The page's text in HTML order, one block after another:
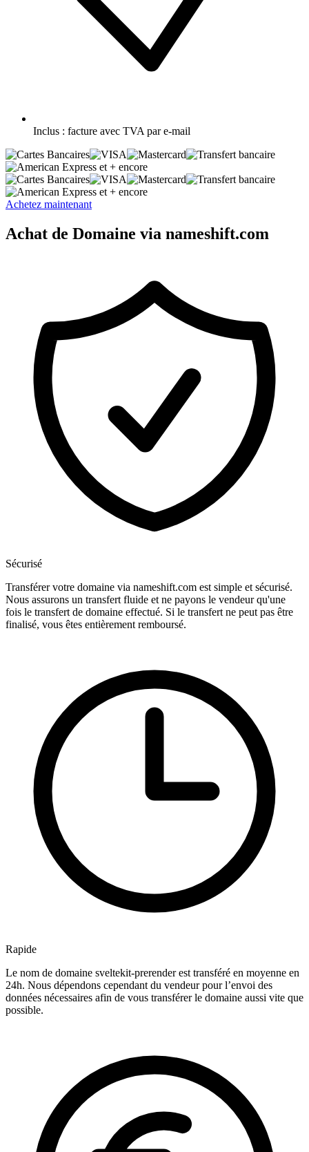
Inclus : facture avec TVA par e-mail
et + encore
et + encore
Achetez maintenant
Achat de Domaine via nameshift.com
Sécurisé
Transférer votre domaine via nameshift.com est simple et sécurisé.
Nous assurons un transfert fluide et ne payons le vendeur qu'une
fois le transfert de domaine effectué. Si le transfert ne peut pas être
finalisé, vous êtes entièrement remboursé.
Rapide
Le nom de domaine sveltekit-prerender est transféré en moyenne en
24h. Nous dépendons cependant du vendeur pour l’envoi des
données nécessaires afin de vous transférer le domaine aussi vite que
possible.